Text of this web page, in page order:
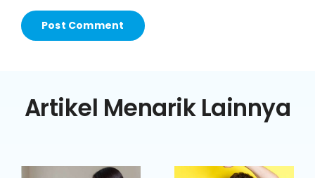
Artikel Menarik Lainnya